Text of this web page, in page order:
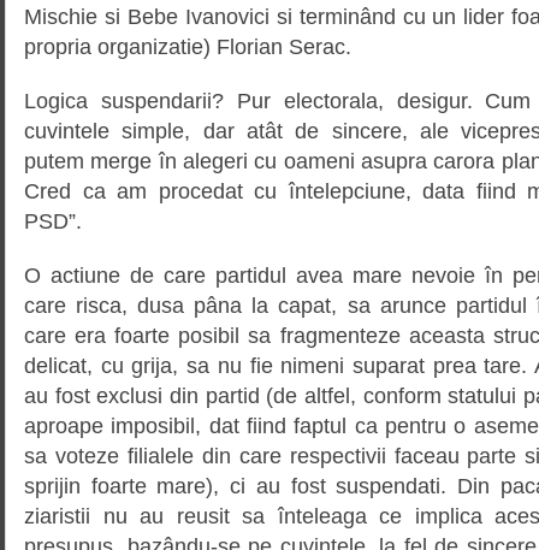
Mischie si Bebe Ivanovici si terminând cu un lider
propria organizatie) Florian Serac.
Logica suspendarii? Pur electorala, desigur.
cuvintele simple, dar atât de sincere, ale
putem merge în alegeri cu oameni asupra carora
Cred ca am procedat cu întelepciune, data fiind
PSD”.
O actiune de care partidul avea mare nevoie în
care risca, dusa pâna la capat, sa arunce partidul
care era foarte posibil sa fragmenteze aceasta
delicat, cu grija, sa nu fie nimeni suparat prea tare.
au fost exclusi din partid (de altfel, conform statului
aproape imposibil, dat fiind faptul ca pentru o
sa voteze filialele din care respectivii faceau parte
sprijin foarte mare), ci au fost suspendati. Din
ziaristii nu au reusit sa înteleaga ce implica